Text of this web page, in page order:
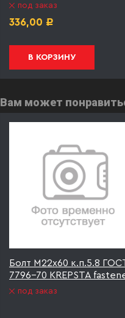
под заказ
336,00 Р
В КОРЗИНУ
Вам может
Болт М22х60 к.п.5.8
7796-70 KREPSTA
под заказ